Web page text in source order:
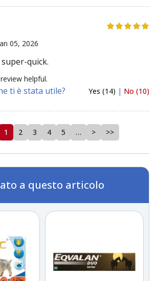
05, 2026
quick.
helpful.
ti è stata utile? Yes (14) | No (10)
1 2 3 4 5 … > >>
a questo articolo